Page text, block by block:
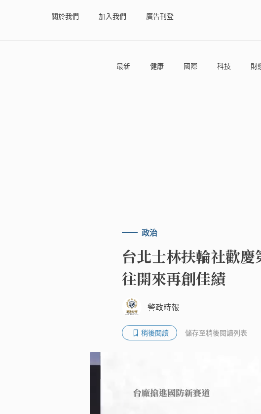
關於我們 加入我們 廣告刊登
最新 健康 國際 科技 財
政治
台北士林扶輪社歡
往開來再創佳績
警政時報
稍後閱讀 儲存至稍後閱讀列表